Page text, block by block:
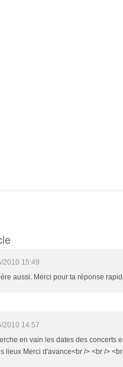
2010 15:49
aussi. Merci pour ta réponse
2010 14:57
en vain les dates des concerts
lieux Merci d'avance<br /> <br />